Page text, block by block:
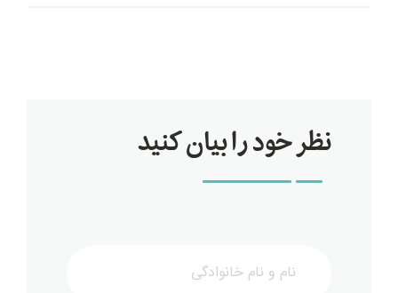
نظر خود را بیان کنید